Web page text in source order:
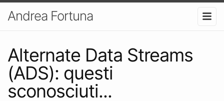
Andrea Fortuna
Alternate Data Streams
(ADS): questi
sconosciuti...